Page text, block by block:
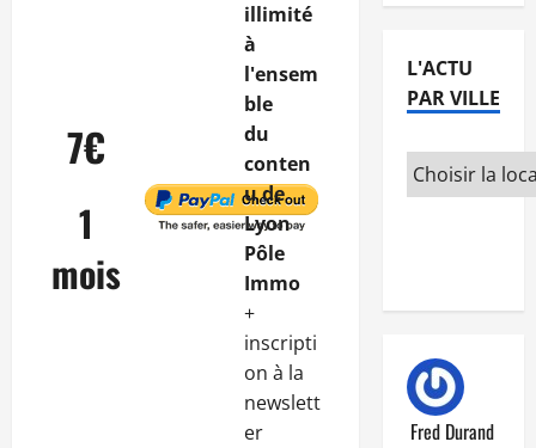
7€
1
mois
illimité
à
l'ensem
ble
du
conten
u de
Lyon
Pôle
Immo
+
inscripti
on à la
newslett
er
L'ACTU
PAR VILLE
Fred Durand